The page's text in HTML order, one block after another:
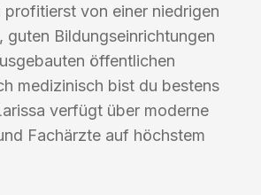
profitierst von einer niedrigen
guten Bildungseinrichtungen
öffentlichen
medizinisch bist du bestens
verfügt über moderne
Fachärzte auf höchstem